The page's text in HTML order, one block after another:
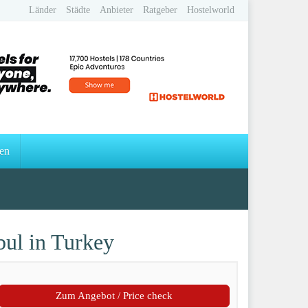
Länder Städte Anbieter Ratgeber Hostelworld
in Turkey
Zum Angebot / Price check